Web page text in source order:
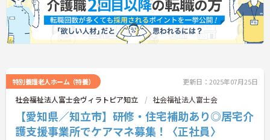
特別養護老人ホーム（特養） 更新日：2025年07月25日
社会福祉法人富士会ヴィラトピア知立 社会福祉法人富士会
【愛知県／知立市】研修・住宅補助あり◎居宅介
護支援事業所でケアマネ募集！〈正社員〉